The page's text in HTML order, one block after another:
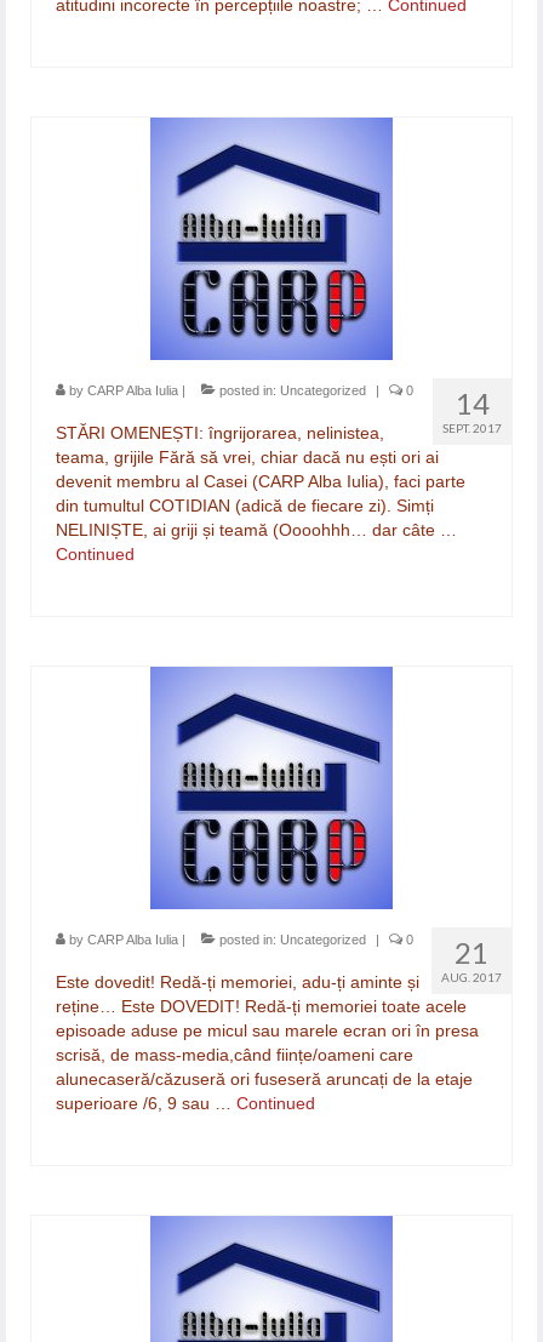
atitudini incorecte în percepțiile noastre; … Continued
14
SEPT. 2017
by CARP Alba Iulia posted in: Uncategorized 0
STĂRI OMENEȘTI: îngrijorarea, nelinistea,
teama, grijile Fără să vrei, chiar dacă nu ești ori ai
devenit membru al Casei (CARP Alba Iulia), faci parte
din tumultul COTIDIAN (adică de fiecare zi). Simți
NELINIȘTE, ai griji și teamă (Oooohhh… dar câte …
Continued
21
AUG. 2017
by CARP Alba Iulia posted in: Uncategorized 0
Este dovedit! Redă-ți memoriei, adu-ți aminte și
reține… Este DOVEDIT! Redă-ți memoriei toate acele
episoade aduse pe micul sau marele ecran ori în presa
scrisă, de mass-media,când ființe/oameni care
alunecaseră/căzuseră ori fuseseră aruncați de la etaje
superioare /6, 9 sau … Continued